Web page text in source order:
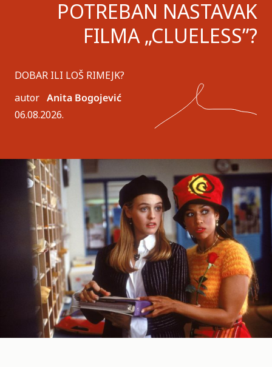
POTREBAN NASTAVAK
FILMA „CLUELESS”?
DOBAR ILI LOŠ RIMEJK?
autor Anita Bogojević
06.08.2026.